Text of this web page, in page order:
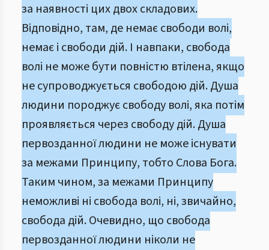
за наявності цих двох складових.
Відповідно, там, де немає свободи волі,
немає і свободи дій. І навпаки, свобода
волі не може бути повністю втілена, якщо
не супроводжується свободою дій. Душа
людини породжує свободу волі, яка потім
проявляється через свободу дій. Душа
первозданної людини не може існувати
за межами Принципу, тобто Слова Бога.
Таким чином, за межами Принципу
неможливі ні свобода волі, ні, звичайно,
свобода дій. Очевидно, що свобода
первозданної людини ніколи не